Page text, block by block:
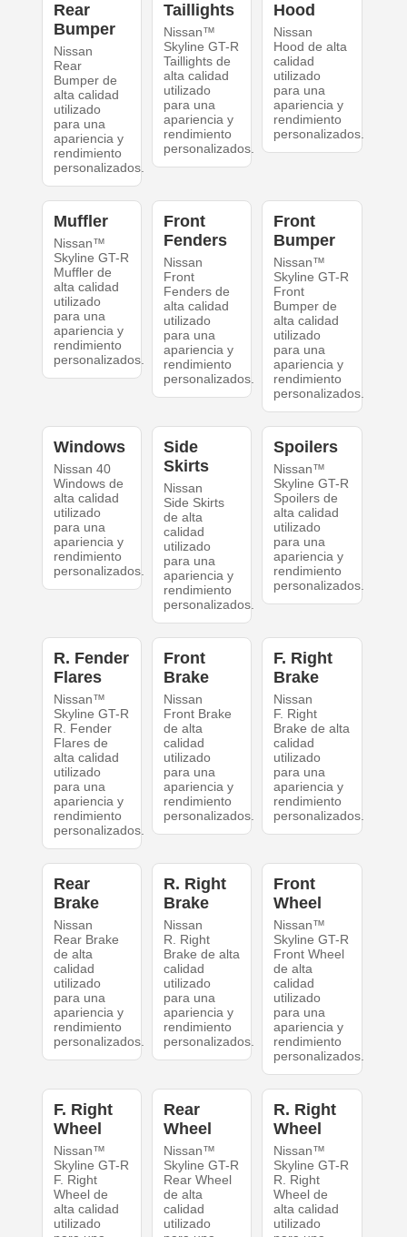
Rear
Bumper
Nissan
Rear
Bumper de
alta calidad
utilizado
para una
apariencia y
rendimiento
personalizados.
Taillights
Nissan™
Skyline GT-R
Taillights de
alta calidad
utilizado
para una
apariencia y
rendimiento
personalizados.
Hood
Nissan
Hood de alta
calidad
utilizado
para una
apariencia y
rendimiento
personalizados.
Muffler
Nissan™
Skyline GT-R
Muffler de
alta calidad
utilizado
para una
apariencia y
rendimiento
personalizados.
Front
Fenders
Nissan
Front
Fenders de
alta calidad
utilizado
para una
apariencia y
rendimiento
personalizados.
Front
Bumper
Nissan™
Skyline GT-R
Front
Bumper de
alta calidad
utilizado
para una
apariencia y
rendimiento
personalizados.
Windows
Nissan 40
Windows de
alta calidad
utilizado
para una
apariencia y
rendimiento
personalizados.
Side
Skirts
Nissan
Side Skirts
de alta
calidad
utilizado
para una
apariencia y
rendimiento
personalizados.
Spoilers
Nissan™
Skyline GT-R
Spoilers de
alta calidad
utilizado
para una
apariencia y
rendimiento
personalizados.
R. Fender
Flares
Nissan™
Skyline GT-R
R. Fender
Flares de
alta calidad
utilizado
para una
apariencia y
rendimiento
personalizados.
Front
Brake
Nissan
Front Brake
de alta
calidad
utilizado
para una
apariencia y
rendimiento
personalizados.
F. Right
Brake
Nissan
F. Right
Brake de alta
calidad
utilizado
para una
apariencia y
rendimiento
personalizados.
Rear
Brake
Nissan
Rear Brake
de alta
calidad
utilizado
para una
apariencia y
rendimiento
personalizados.
R. Right
Brake
Nissan
R. Right
Brake de alta
calidad
utilizado
para una
apariencia y
rendimiento
personalizados.
Front
Wheel
Nissan™
Skyline GT-R
Front Wheel
de alta
calidad
utilizado
para una
apariencia y
rendimiento
personalizados.
F. Right
Wheel
Nissan™
Skyline GT-R
F. Right
Wheel de
alta calidad
utilizado
Rear
Wheel
Nissan™
Skyline GT-R
Rear Wheel
de alta
calidad
utilizado
R. Right
Wheel
Nissan™
Skyline GT-R
R. Right
Wheel de
alta calidad
utilizado